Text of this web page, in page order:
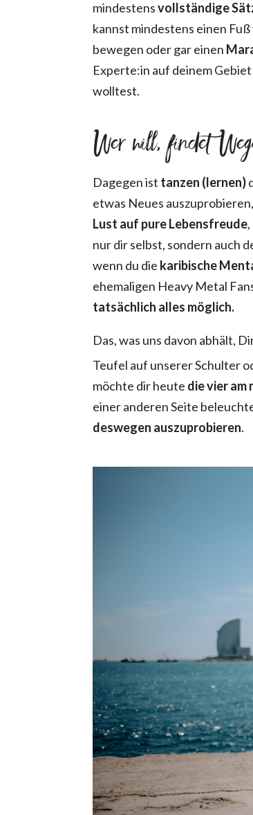
mindestensvollständige
kannst mindestens einen
bewegen oder gar einen
Experte:in auf deinem
wolltest.
Wer will, findet
Dagegen ist tanzen (lernen)
etwas Neues
Lust auf pure Lebensfreude
nur dir selbst, sondern auch
wenn du die karibische
ehemaligen Heavy Metal
tatsächlich alles möglich.
Das, was uns davon abhält,
Teufel auf unserer Schulter
möchte dir heute die vier
einer anderen Seite
deswegen auszuprobieren.